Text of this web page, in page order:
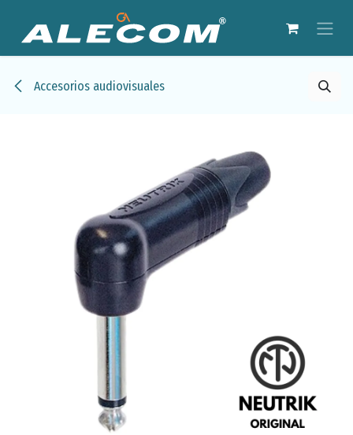
Accesorios audiovisuales